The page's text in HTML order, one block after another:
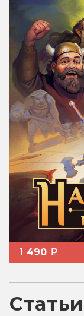
1 490 ₽
Статьи